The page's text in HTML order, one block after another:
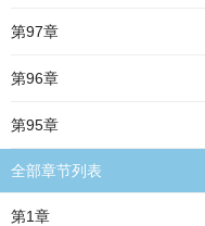
第97章
第96章
第95章
全部章节列表
第1章